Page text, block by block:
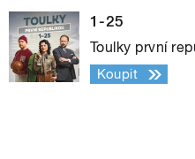
1-25
Toulky první
Koupit